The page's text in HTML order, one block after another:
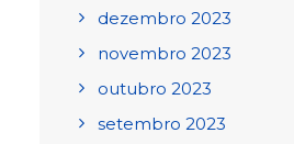
dezembro 2023
novembro 2023
outubro 2023
setembro 2023